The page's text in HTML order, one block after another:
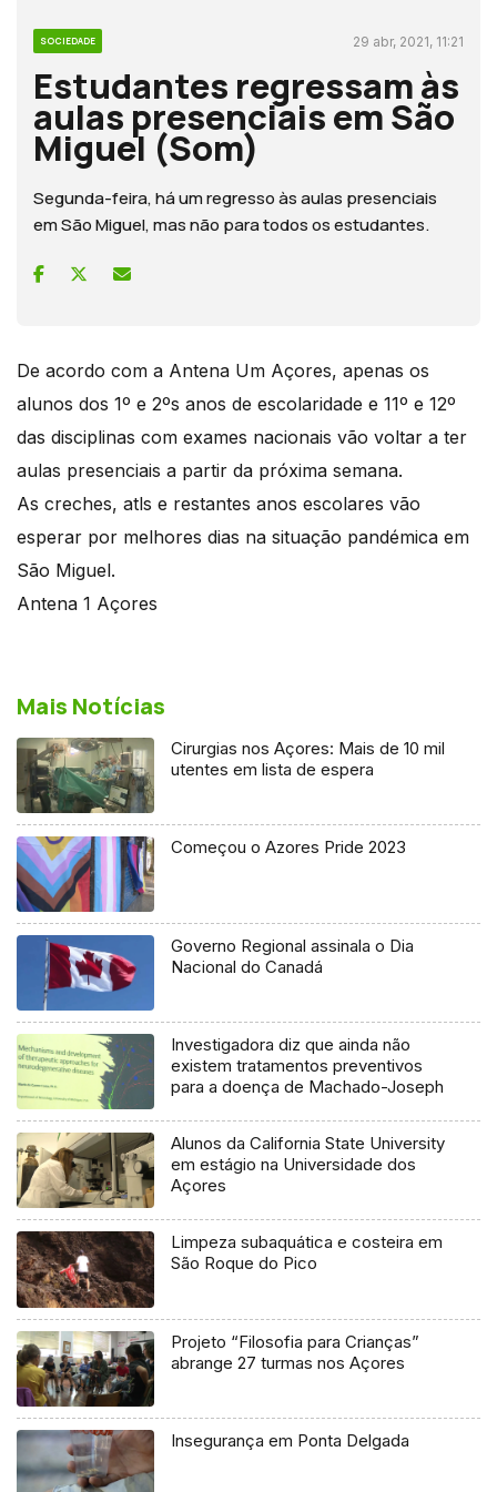
SOCIEDADE 29 abr, 2021, 11:21
Estudantes regressam às
aulas presenciais em São
Miguel (Som)
Segunda-feira, há um regresso às aulas presenciais
em São Miguel, mas não para todos os estudantes.
De acordo com a Antena Um Açores, apenas os
alunos dos 1º e 2ºs anos de escolaridade e 11º e 12º
das disciplinas com exames nacionais vão voltar a ter
aulas presenciais a partir da próxima semana.
As creches, atls e restantes anos escolares vão
esperar por melhores dias na situação pandémica em
São Miguel.
Antena 1 Açores
Mais Notícias
Cirurgias nos Açores: Mais de 10 mil
utentes em lista de espera
Começou o Azores Pride 2023
Governo Regional assinala o Dia
Nacional do Canadá
Investigadora diz que ainda não
existem tratamentos preventivos
para a doença de Machado-Joseph
Alunos da California State University
em estágio na Universidade dos
Açores
Limpeza subaquática e costeira em
São Roque do Pico
Projeto “Filosofia para Crianças”
abrange 27 turmas nos Açores
Insegurança em Ponta Delgada